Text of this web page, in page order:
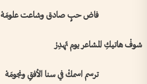
فاض حبٍ صادق وشاعت علومَهْ
شوفْ هاتيكِ المشاعر يوم تَهدِرْ
ترسم اسمكْ في سنا الأفقِ ونجومَهْ